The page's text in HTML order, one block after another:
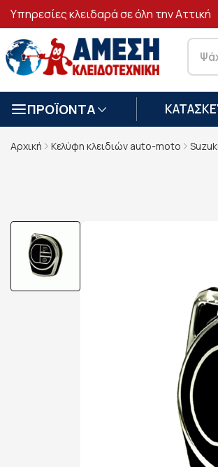
Υπηρεσίες κλειδαρά σε όλη την Αττική
ΑΣΦΑΛΕΙΣ ΣΥΝΑΛΛΑΓΕΣ
ΠΡΟΪΟΝΤΑ
Αρχική Κελύφη κλειδιών auto-moto Suzuki